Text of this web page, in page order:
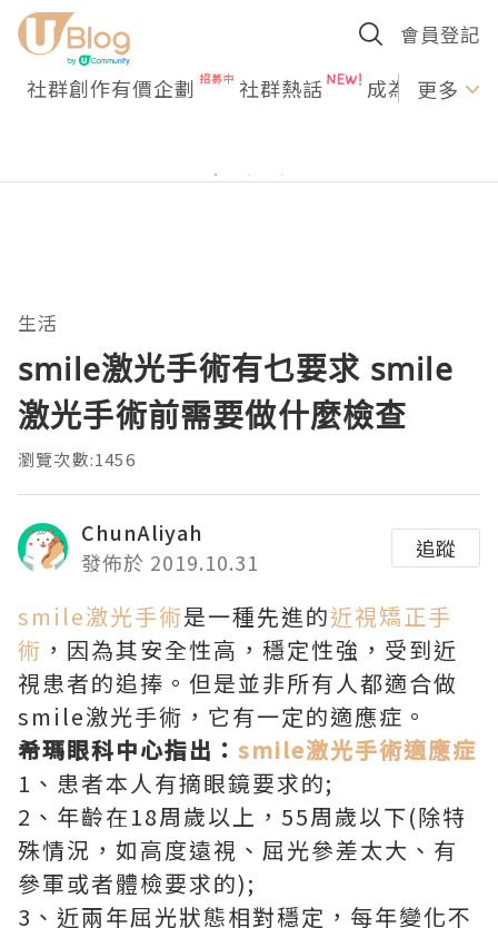
會員登記
社群創作有價企劃 社群熱話 成為U更多
生活
smile激光手術有乜要求 smile
激光手術前需要做什麼檢查
瀏覽次數:1456
ChunAliyah
發佈於 2019.10.31
追蹤
smile激光手術是一種先進的近視矯正手
術 ，因為其安全性高，穩定性強，受到近
視患者的追捧。但是並非所有人都適合做
smile激光手術，它有一定的適應症。
希瑪眼科中心指出： smile激光手術適應症
1、患者本人有摘眼鏡要求的;
2、年齡在18周歲以上，55周歲以下(除特
殊情況，如高度遠視、屈光參差太大、有
參軍或者體檢要求的);
3、近兩年屈光狀態相對穩定，每年變化不